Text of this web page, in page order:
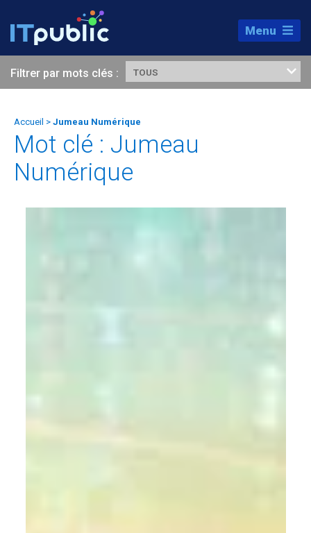
Menu
Filtrer par mots clés : TOUS
Accueil > Jumeau Numérique
Mot clé : Jumeau
Numérique